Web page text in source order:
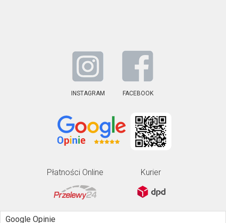
INSTAGRAM FACEBOOK
Płatności Online Kurier
Google Opinie